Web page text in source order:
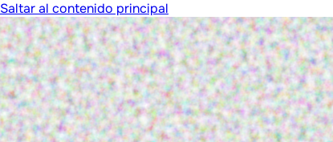
Saltar al contenido principal